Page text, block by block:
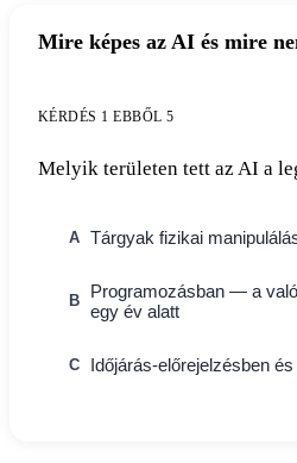
Mire képes az AI és mire
KÉRDÉS 1 EBBŐL 5
Melyik területen tett az AI a
A Tárgyak fizikai
B
Programozásban — a
egy év alatt
C Időjárás-előrejelzésben